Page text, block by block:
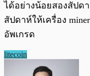
ได้อย่างน้อยสองสัปด
สัปดาห์ให้เครื่อง
อัพเกรด
litecoin